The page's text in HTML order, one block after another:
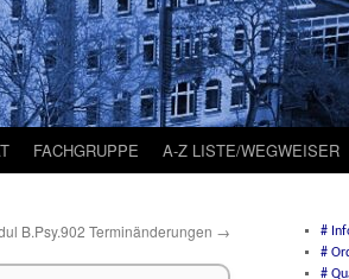
FACHGRUPPE A-Z LISTE/WEGWEISER
B.Psy.902 Terminänderungen →
#
#
#